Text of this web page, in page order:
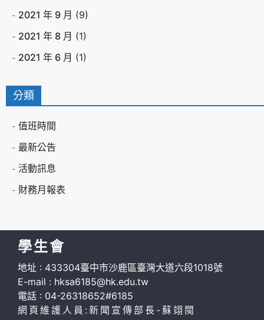
2021 年 9 月 (9)
2021 年 8 月 (1)
2021 年 6 月 (1)
分類
值班時間
最新公告
活動訊息
財務月報表
學生會
地址 : 433304臺中市沙鹿區臺灣大道六段1018號
E-mail : hksa6185@hk.edu.tw
電話 : 04-26318652#6185
網頁維護人員:新聞宣傳部長-蘇翊閩